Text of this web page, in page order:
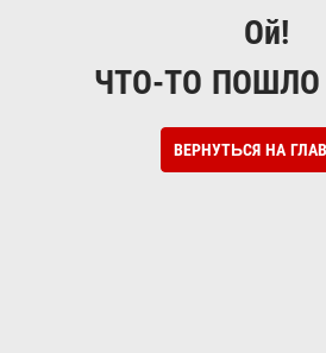
Ой!
ЧТО-ТО ПОШЛО
ВЕРНУТЬСЯ НА